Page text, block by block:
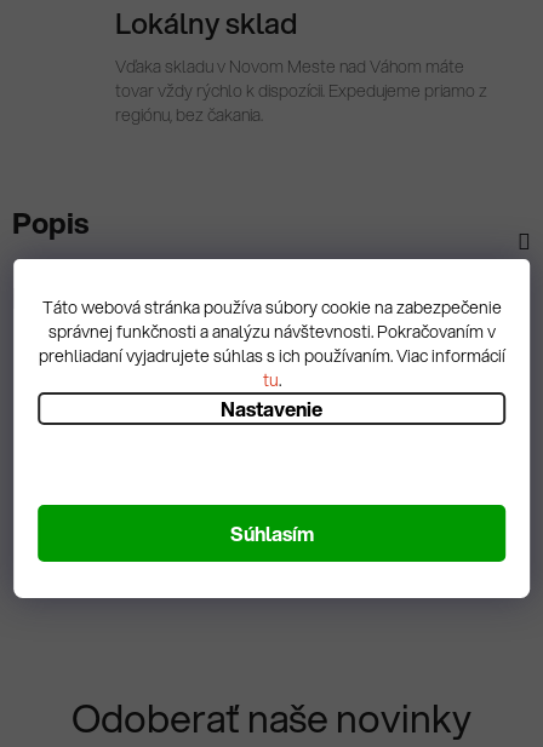
Táto webová stránka používa súbory cookie na zabezpečenie
správnej funkčnosti a analýzu návštevnosti. Pokračovaním v
prehliadaní vyjadrujete súhlas s ich používaním. Viac informácií
tu.
Nastavenie
Súhlasím
Lokálny sklad
Vďaka skladu v Novom Meste nad Váhom máte
tovar vždy rýchlo k dispozícii. Expedujeme priamo z
regiónu, bez čakania.
Popis
Diskusia
Odoberať naše novinky